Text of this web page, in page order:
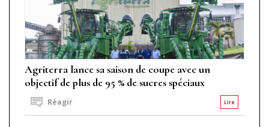
Agriterra lance sa saison de coupe avec un
objectif de plus de 95 % de sucres spéciaux
Lire
Réagir